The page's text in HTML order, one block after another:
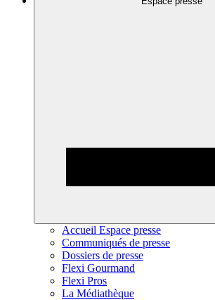
Accueil Espace presse
Communiqués de presse
Dossiers de presse
Flexi Gourmand
Flexi Pros
La Médiathèque